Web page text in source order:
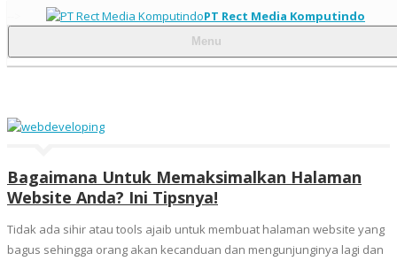
PT Rect Media Komputindo
Menu
Bagaimana Untuk Memaksimalkan Halaman
Website Anda? Ini Tipsnya!
Tidak ada sihir atau tools ajaib untuk membuat halaman website yang
bagus sehingga orang akan kecanduan dan mengunjunginya lagi dan